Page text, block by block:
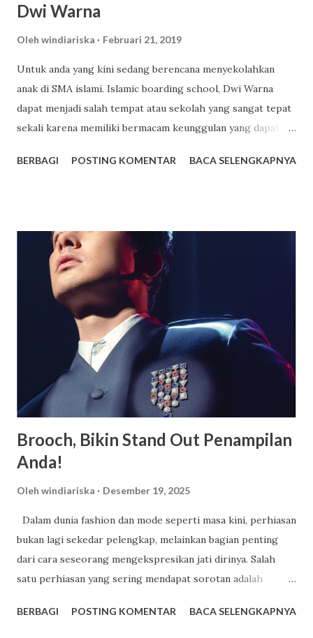
Dwi Warna
Oleh windiariska Februari 21, 2019
Untuk anda yang kini sedang berencana menyekolahkan
anak di SMA islami. Islamic boarding school, Dwi Warna
dapat menjadi salah tempat atau sekolah yang sangat tepat
sekali karena memiliki bermacam keunggulan yang dapat
sekolah anak. Dwi Warna sendiri ialah sekolah yang
yang sekolah di tempat tersebut. Bagi yang berencana
untuk menyekolahkan anaknya di tempat tersebut berikut
akan saya paparkan beberapa keunggulannya. Fasilitas
Modern dan Lengkap, Selain memiliki suatu asrama yang
luas dan juga nyaman untuk ditempati oleh para siswa
maupun siswi, terdapat berbagai macam fasilitas lainnya
yang juga dimiliki oleh SMA Dwi Warna untuk menunjang
kegiatan belajar siswa. SMA Dwi Warna pun ialah suatu
sekolah yang memiliki area sangat luas serta memiliki l...
BERBAGI POSTING KOMENTAR BACA SELENGKAPNYA
Brooch, Bikin Stand Out Penampilan
Anda!
Oleh windiariska Desember 19, 2025
Dalam dunia fashion dan mode seperti masa kini, perhiasan
bukan lagi sekedar pelengkap, melainkan bagian penting
dari cara seseorang mengekspresikan jati dirinya. Salah
satu perhiasan yang sering mendapat sorotan adalah
memberikan dampak besar pada penampilan Anda. Memakai
BERBAGI POSTING KOMENTAR BACA SELENGKAPNYA